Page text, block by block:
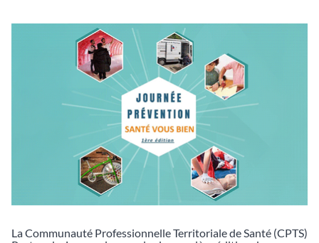
La Communauté Professionnelle Territoriale de Santé (CPTS)